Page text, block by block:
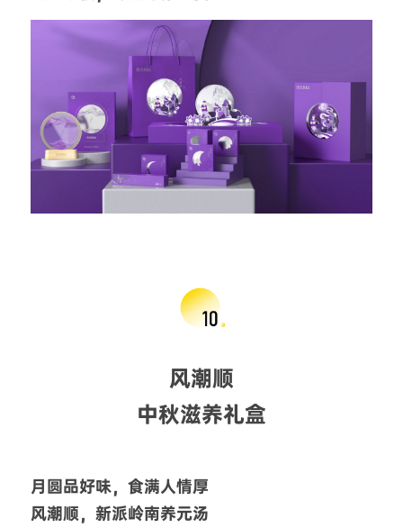
风潮顺
中秋滋养礼盒
月圆品好味，食满人情厚
风潮顺，新派岭南养元汤